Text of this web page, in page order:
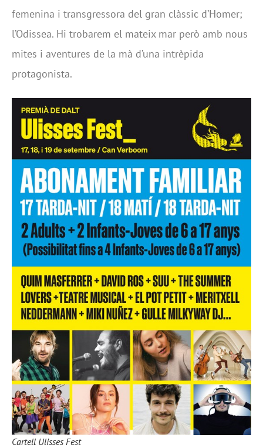
femenina i transgressora del gran clàssic d’Homer;
l’Odissea. Hi trobarem el mateix mar però amb nous
mites i aventures de la mà d’una intrèpida
protagonista.
Cartell Ulisses Fest